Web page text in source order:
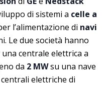
di sistemi a celle a
l’alimentazione di navi
Le due società hanno
centrale elettrica a
da 2 MWsu una nave
elettriche di